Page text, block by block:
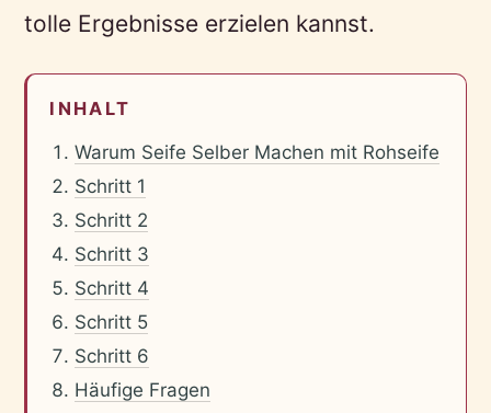
tolle Ergebnisse erzielen kannst.
INHALT
Warum Seife Selber Machen mit Rohseife
Schritt 1
Schritt 2
Schritt 3
Schritt 4
Schritt 5
Schritt 6
Häufige Fragen